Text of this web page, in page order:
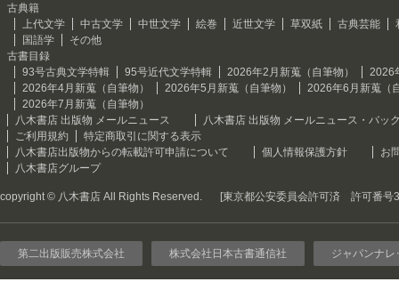
古典籍
上代文学
中古文学 中世文学 絵巻 近世文学 草双紙 古典芸能
国語学
その他
古書目録
93号古典文学特輯
95号近代文学特輯 2026年2月新蒐（自筆物）
2026
2026年4月新蒐（自筆物）
2026年5月新蒐（自筆物）
2026年6月新蒐（
2026年7月新蒐（自筆物）
八木書店 出版物 メールニュース
八木書店 出版物 メールニュース・バッ
ご利用規約
特定商取引に関する表示
八木書店出版物からの転載許可申請について
個人情報保護方針
お
八木書店グループ
copyright © 八木書店 All Rights Reserved. [東京都公安委員会許可済 許可番号
第二出版販売株式会社 株式会社日本古書通信社 ジャパンナレ